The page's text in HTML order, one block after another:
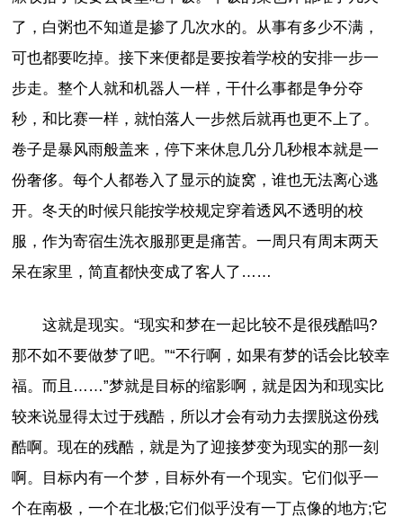
了，白粥也不知道是掺了几次水的。从事有多少不满，
可也都要吃掉。接下来便都是要按着学校的安排一步一
步走。整个人就和机器人一样，干什么事都是争分夺
秒，和比赛一样，就怕落人一步然后就再也更不上了。
卷子是暴风雨般盖来，停下来休息几分几秒根本就是一
份奢侈。每个人都卷入了显示的旋窝，谁也无法离心逃
开。冬天的时候只能按学校规定穿着透风不透明的校
服，作为寄宿生洗衣服那更是痛苦。一周只有周末两天
呆在家里，简直都快变成了客人了……
这就是现实。“现实和梦在一起比较不是很残酷吗?
那不如不要做梦了吧。”“不行啊，如果有梦的话会比较幸
福。而且……”梦就是目标的缩影啊，就是因为和现实比
较来说显得太过于残酷，所以才会有动力去摆脱这份残
酷啊。现在的残酷，就是为了迎接梦变为现实的那一刻
啊。目标内有一个梦，目标外有一个现实。它们似乎一
个在南极，一个在北极;它们似乎没有一丁点像的地方;它